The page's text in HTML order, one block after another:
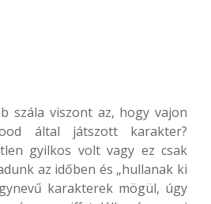
szála viszont az, hogy vajon
által játszott karakter?
gyilkos volt vagy ez csak
az időben és „hullanak ki
karakterek mögül, úgy